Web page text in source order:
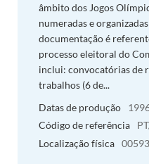
âmbito dos Jogos
numeradas e
documentação é
processo eleitoral do
inclui: convocatórias de
trabalhos (6 de...
Datas de produção
Código de referência
Localização física 00593